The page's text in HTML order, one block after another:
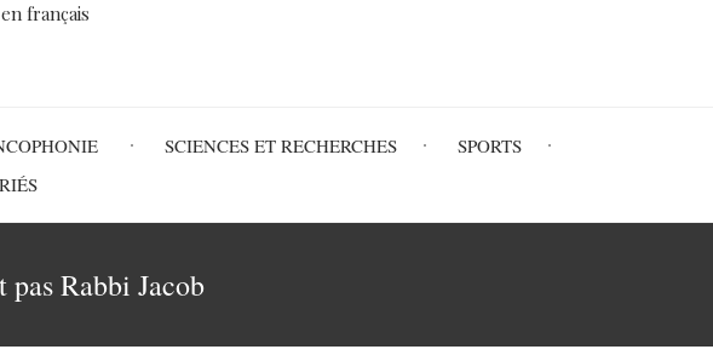
français
SCIENCES ET RECHERCHES
SPORTS
Rabbi Jacob